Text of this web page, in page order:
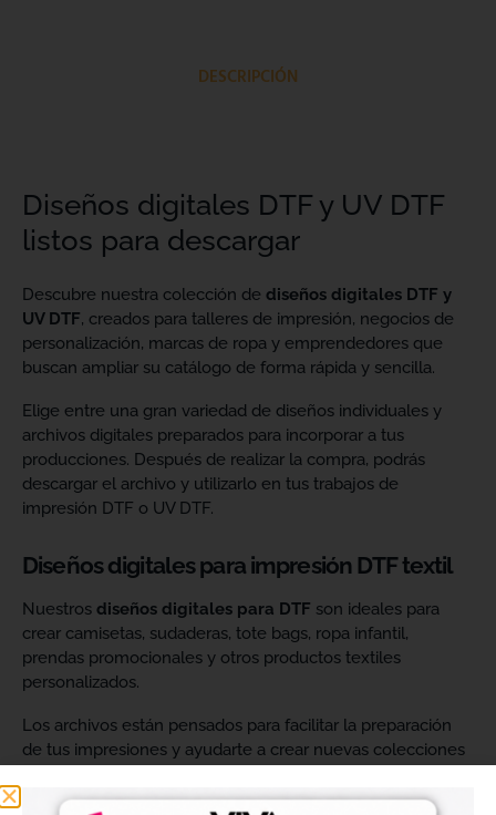
DESCRIPCIÓN
Diseños digitales DTF y UV DTF
listos para descargar
Descubre nuestra colección de diseños digitales DTF y
UV DTF, creados para talleres de impresión, negocios de
personalización, marcas de ropa y emprendedores que
buscan ampliar su catálogo de forma rápida y sencilla.
Elige entre una gran variedad de diseños individuales y
archivos digitales preparados para incorporar a tus
producciones. Después de realizar la compra, podrás
descargar el archivo y utilizarlo en tus trabajos de
impresión DTF o UV DTF.
Diseños digitales para impresión DTF textil
Nuestros diseños digitales para DTF son ideales para
crear camisetas, sudaderas, tote bags, ropa infantil,
prendas promocionales y otros productos textiles
personalizados.
Los archivos están pensados para facilitar la preparación
de tus impresiones y ayudarte a crear nuevas colecciones
tendrás que adaptar el tamaño a tus necesidades, preparar